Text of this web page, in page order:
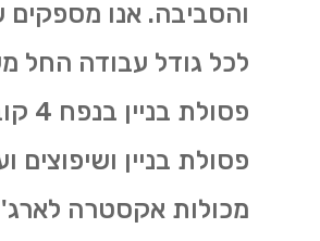
והסביבה. אנו מספקים
לכל גודל עבודה החל
פסולת
פסולת בניין ושיפוצים
מכולות אקסטרה לארג'